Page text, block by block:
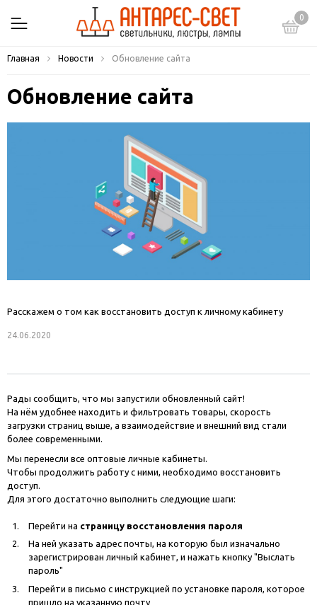
0
Главная Новости Обновление сайта
Обновление сайта
Расскажем о том как восстановить доступ к личному кабинету
24.06.2020
Рады сообщить, что мы запустили обновленный сайт!
На нём удобнее находить и фильтровать товары, скорость
загрузки страниц выше, а взаимодействие и внешний вид стали
более современными.
Мы перенесли все оптовые личные кабинеты.
Чтобы продолжить работу с ними, необходимо восстановить
доступ.
Для этого достаточно выполнить следующие шаги:
Перейти на страницу восстановления пароля
На ней указать адрес почты, на которую был изначально
зарегистрирован личный кабинет, и нажать кнопку "Выслать
пароль"
Перейти в письмо с инструкцией по установке пароля, которое
пришло на указанную почту